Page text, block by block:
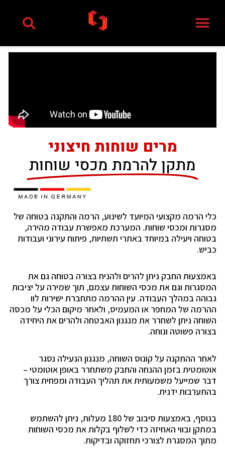
מרים שוחות חיצוני
מתקן להרמת מכסי שוחות
כלי הרמה מקצועי המיועד לשינוע, הרמה והתקנה בטוחה של
מסגרות ומכסי שוחות. המערכת מאפשרת עבודה מהירה,
בטוחה ויעילה במיוחד באתרי תשתיות, פיתוח עירוני ועבודות
כביש.
באמצעות החבק ניתן להרים ולהניח בצורה בטוחה גם את
המסגרות וגם את מכסי השוחות עצמם, תוך שמירה על יציבות
גבוהה במהלך העבודה. עין ההרמה מתחברת ישירות לוו
ההרמה של המחפר או המעמיס, ולאחר מיקום הכלי על מכסה
השוחה ניתן לשחרר את מנגנון האבטחה ולהרים את היחידה
בצורה פשוטה ונוחה.
לאחר ההתקנה על קונוס השוחה, מנגנון הנעילה נסגר
אוטומטית בזמן ההנחה והחבק משתחרר באופן אוטומטי –
דבר שמייעל משמעותית את תהליך העבודה ומפחית צורך
בהתערבות ידנית.
בנוסף, באמצעות סיבוב של 180 מעלות, ניתן להשתמש
במתקן ובווי האחיזה כדי לשלוף בקלות את מכסי השוחות
מתוך המסגרת לצורכי תחזוקה ובדיקות.